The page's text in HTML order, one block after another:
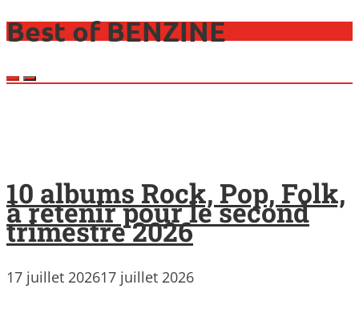
Best of BENZINE
10 albums Rock, Pop, Folk,
à retenir pour le second
trimestre 2026
17 juillet 202617 juillet 2026